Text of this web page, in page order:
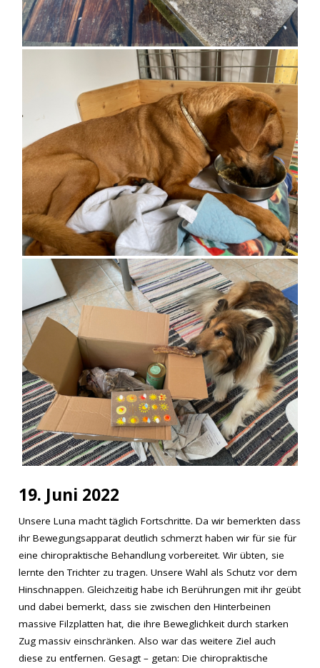
19. Juni 2022
Unsere Luna macht täglich Fortschritte. Da wir bemerkten dass
ihr Bewegungsapparat deutlich schmerzt haben wir für sie für
eine chiropraktische Behandlung vorbereitet. Wir übten, sie
lernte den Trichter zu tragen. Unsere Wahl als Schutz vor dem
Hinschnappen. Gleichzeitig habe ich Berührungen mit ihr geübt
und dabei bemerkt, dass sie zwischen den Hinterbeinen
massive Filzplatten hat, die ihre Beweglichkeit durch starken
Zug massiv einschränken. Also war das weitere Ziel auch
diese zu entfernen. Gesagt – getan: Die chiropraktische